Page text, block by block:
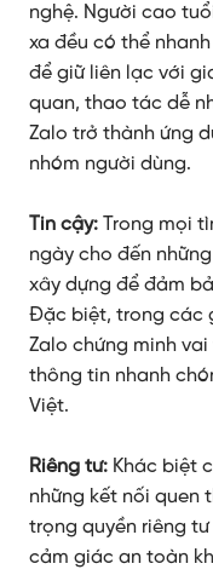
nghệ. Người cao
xa đều có thể
để giữ liên lạc với
quan, thao tác dễ
Zalo trở thành ứng
nhóm người dùng.
Tin cậy: Trong mọi
ngày cho đến
xây dựng để đảm
Đặc biệt, trong các
Zalo chứng minh
thông tin nhanh
Việt.
Riêng tư: Khác biệt
những kết nối quen
trọng quyền riêng
cảm giác an toàn